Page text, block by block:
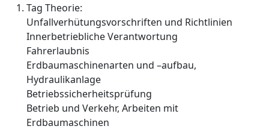
Tag Theorie:
Unfallverhütungsvorschriften und Richtlinien
Innerbetriebliche Verantwortung
Fahrerlaubnis
Erdbaumaschinenarten und –aufbau,
Hydraulikanlage
Betriebssicherheitsprüfung
Betrieb und Verkehr, Arbeiten mit
Erdbaumaschinen